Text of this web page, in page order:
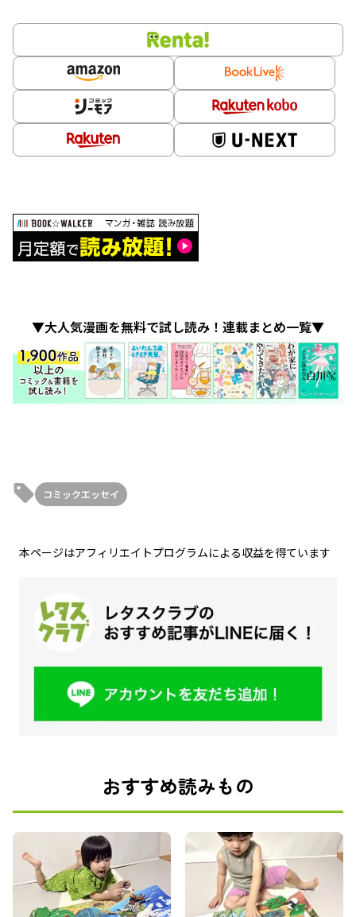
▼大人気漫画を無料で試し読み！連載まとめ一覧▼
コミックエッセイ
本ページはアフィリエイトプログラムによる収益を得ています
おすすめ読みもの